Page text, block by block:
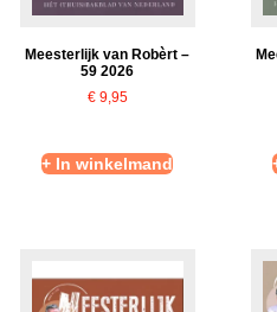
Meesterlijk van Robèrt –
59 2026
€9,95
+ In winkelmand